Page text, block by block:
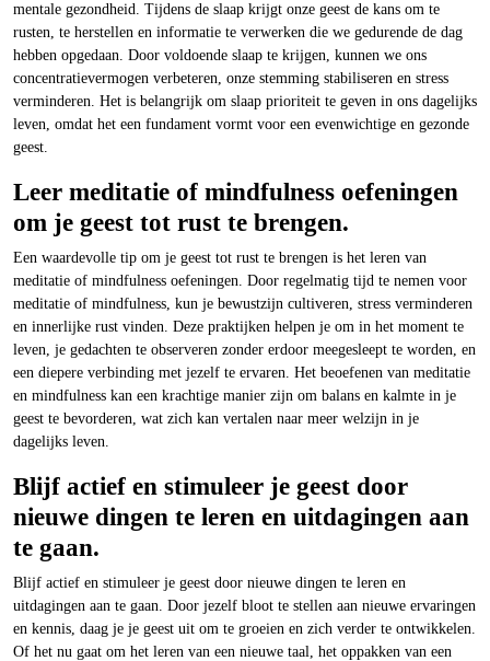
mentale gezondheid. Tijdens de slaap krijgt onze geest de kans om te
rusten, te herstellen en informatie te verwerken die we gedurende de dag
hebben opgedaan. Door voldoende slaap te krijgen, kunnen we ons
concentratievermogen verbeteren, onze stemming stabiliseren en stress
verminderen. Het is belangrijk om slaap prioriteit te geven in ons dagelijks
leven, omdat het een fundament vormt voor een evenwichtige en gezonde
geest.
Leer meditatie of mindfulness oefeningen
om je geest tot rust te brengen.
Een waardevolle tip om je geest tot rust te brengen is het leren van
meditatie of mindfulness oefeningen. Door regelmatig tijd te nemen voor
meditatie of mindfulness, kun je bewustzijn cultiveren, stress verminderen
en innerlijke rust vinden. Deze praktijken helpen je om in het moment te
leven, je gedachten te observeren zonder erdoor meegesleept te worden, en
een diepere verbinding met jezelf te ervaren. Het beoefenen van meditatie
en mindfulness kan een krachtige manier zijn om balans en kalmte in je
geest te bevorderen, wat zich kan vertalen naar meer welzijn in je
dagelijks leven.
Blijf actief en stimuleer je geest door
nieuwe dingen te leren en uitdagingen aan
te gaan.
Blijf actief en stimuleer je geest door nieuwe dingen te leren en
uitdagingen aan te gaan. Door jezelf bloot te stellen aan nieuwe ervaringen
en kennis, daag je je geest uit om te groeien en zich verder te ontwikkelen.
Of het nu gaat om het leren van een nieuwe taal, het oppakken van een